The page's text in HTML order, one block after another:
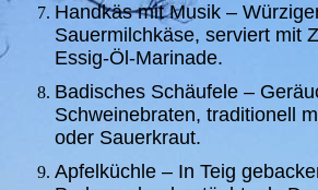
Handkäs mit Musik –
Sauermilchkäse, serviert mit
Essig-Öl-Marinade.
Badisches Schäufele –
Schweinebraten, traditionell
oder Sauerkraut.
Apfelküchle – In Teig